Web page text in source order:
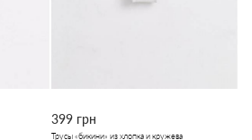
399 грн
Трусы «бикини» из хлопка и кружева